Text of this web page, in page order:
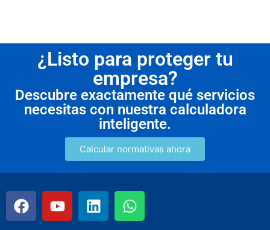
¿Listo para proteger tu
empresa?
Descubre exactamente qué servicios
necesitas con nuestra calculadora
inteligente.
Calcular normativas ahora